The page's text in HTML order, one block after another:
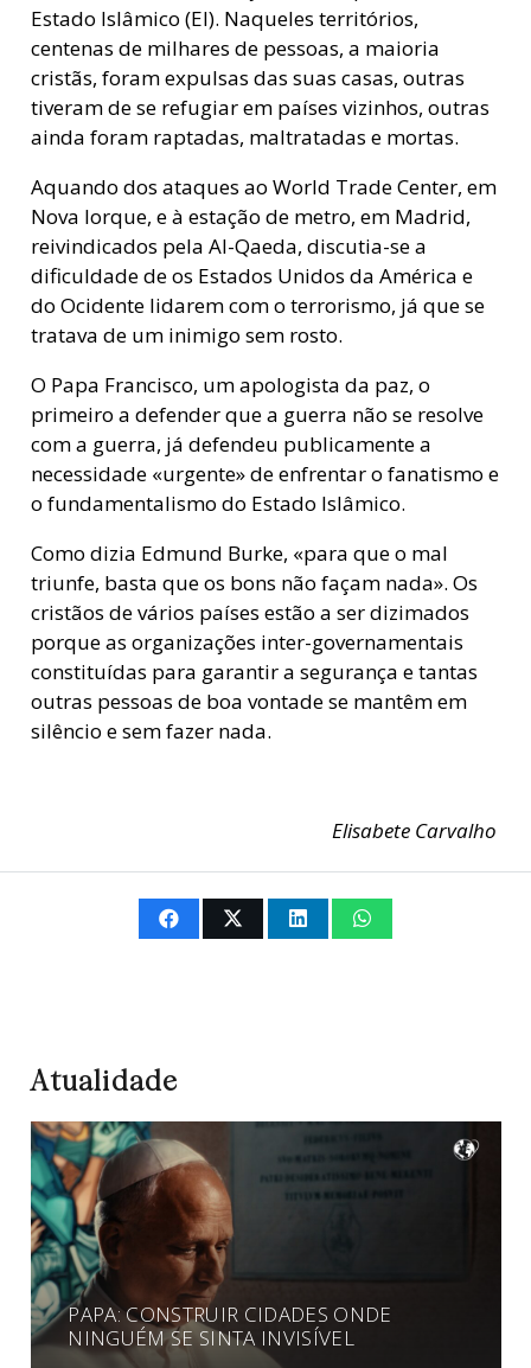
Estado Islâmico (EI). Naqueles territórios,
centenas de milhares de pessoas, a maioria
cristãs, foram expulsas das suas casas, outras
tiveram de se refugiar em países vizinhos, outras
ainda foram raptadas, maltratadas e mortas.
Aquando dos ataques ao World Trade Center, em
Nova Iorque, e à estação de metro, em Madrid,
reivindicados pela Al-Qaeda, discutia-se a
dificuldade de os Estados Unidos da América e
do Ocidente lidarem com o terrorismo, já que se
tratava de um inimigo sem rosto.
O Papa Francisco, um apologista da paz, o
primeiro a defender que a guerra não se resolve
com a guerra, já defendeu publicamente a
necessidade «urgente» de enfrentar o fanatismo e
o fundamentalismo do Estado Islâmico.
Como dizia Edmund Burke, «para que o mal
triunfe, basta que os bons não façam nada». Os
cristãos de vários países estão a ser dizimados
porque as organizações inter-governamentais
constituídas para garantir a segurança e tantas
outras pessoas de boa vontade se mantêm em
silêncio e sem fazer nada.
Elisabete Carvalho
Atualidade
PAPA: CONSTRUIR CIDADES ONDE
NINGUÉM SE SINTA INVISÍVEL